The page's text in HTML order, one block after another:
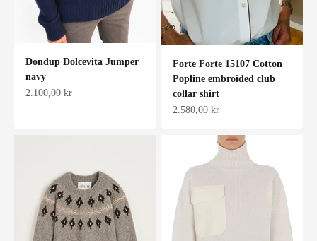
Dondup Dolcevita Jumper
navy
Salgspris
2.100,00 kr
Forte Forte 15107 Cotton
Popline embroided club
collar shirt
Salgspris
2.580,00 kr